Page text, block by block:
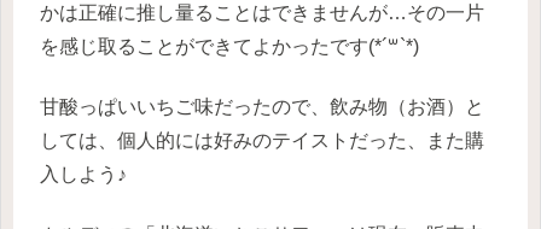
かは正確に推し量ることはできませんが…その一片
を感じ取ることができてよかったです(*´꒳`*)
甘酸っぱいいちご味だったので、飲み物（お酒）と
しては、個人的には好みのテイストだった、また購
入しよう♪